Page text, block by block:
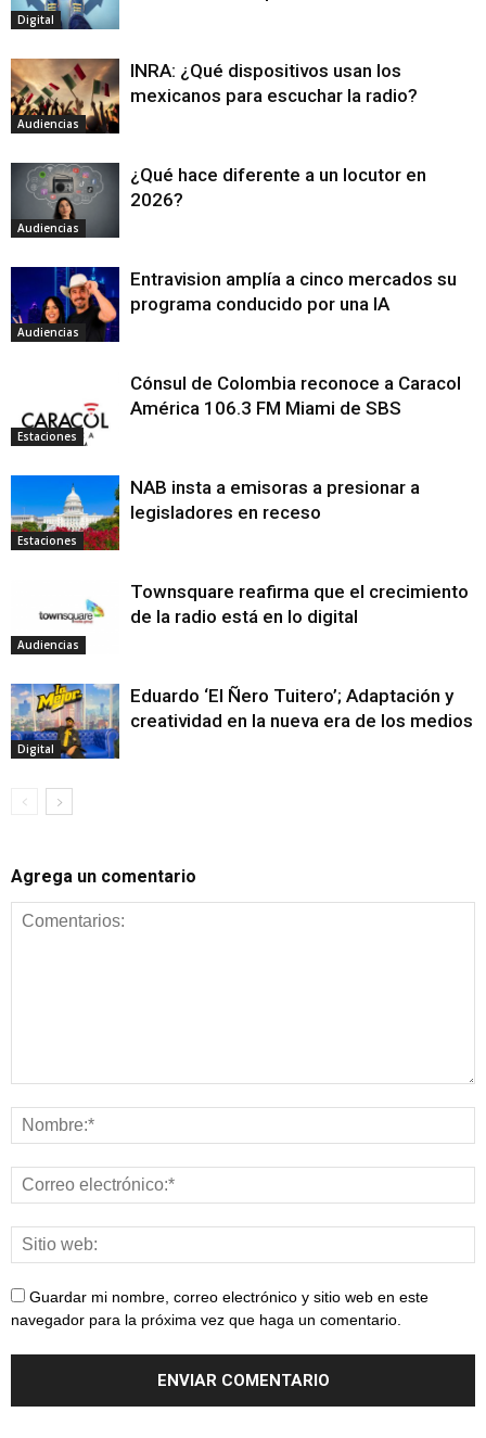
Digital
Audiencias
INRA: ¿Qué dispositivos usan los
mexicanos para escuchar la radio?
Audiencias
¿Qué hace diferente a un locutor en
2026?
Audiencias
Entravision amplía a cinco mercados su
programa conducido por una IA
Estaciones
Cónsul de Colombia reconoce a Caracol
América 106.3 FM Miami de SBS
Estaciones
NAB insta a emisoras a presionar a
legisladores en receso
Audiencias
Townsquare reafirma que el crecimiento
de la radio está en lo digital
Digital
Eduardo ‘El Ñero Tuitero’; Adaptación y
creatividad en la nueva era de los medios
Agrega un comentario
Guardar mi nombre, correo electrónico y sitio web en este
navegador para la próxima vez que haga un comentario.